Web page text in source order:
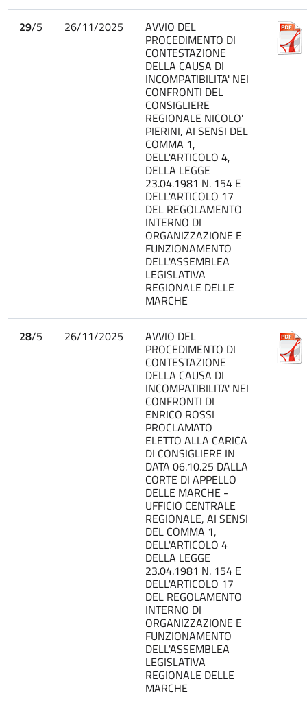
29/5 26/11/2025 AVVIO DEL
PROCEDIMENTO DI
CONTESTAZIONE
DELLA CAUSA DI
INCOMPATIBILITA' NEI
CONFRONTI DEL
CONSIGLIERE
REGIONALE NICOLO'
PIERINI, AI SENSI DEL
COMMA 1,
DELL'ARTICOLO 4,
DELLA LEGGE
23.04.1981 N. 154 E
DELL'ARTICOLO 17
DEL REGOLAMENTO
INTERNO DI
ORGANIZZAZIONE E
FUNZIONAMENTO
DELL'ASSEMBLEA
LEGISLATIVA
REGIONALE DELLE
MARCHE
28/5 26/11/2025 AVVIO DEL
PROCEDIMENTO DI
CONTESTAZIONE
DELLA CAUSA DI
INCOMPATIBILITA' NEI
CONFRONTI DI
ENRICO ROSSI
PROCLAMATO
ELETTO ALLA CARICA
DI CONSIGLIERE IN
DATA 06.10.25 DALLA
CORTE DI APPELLO
DELLE MARCHE -
UFFICIO CENTRALE
REGIONALE, AI SENSI
DEL COMMA 1,
DELL'ARTICOLO 4
DELLA LEGGE
23.04.1981 N. 154 E
DELL'ARTICOLO 17
DEL REGOLAMENTO
INTERNO DI
ORGANIZZAZIONE E
FUNZIONAMENTO
DELL'ASSEMBLEA
LEGISLATIVA
REGIONALE DELLE
MARCHE